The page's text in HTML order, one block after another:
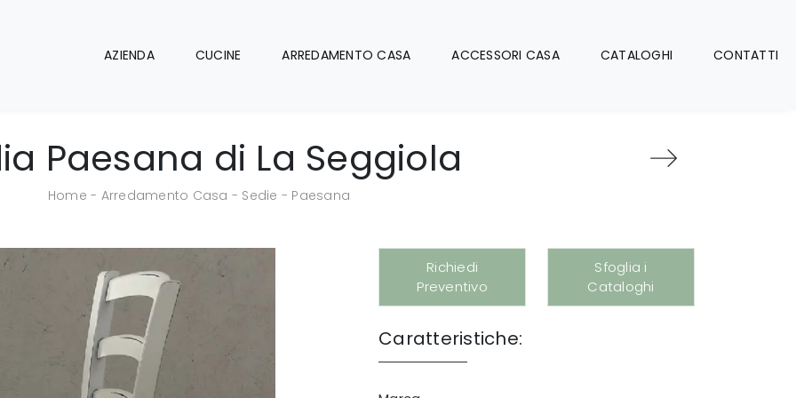
AZIENDA CUCINE ARREDAMENTO CASA ACCESSORI CASA CATALOGHI CONTATTI
Paesana di La Seggiola
Home - Arredamento Casa - Sedie - Paesana
Richiedi
Preventivo
Sfoglia i
Cataloghi
Caratteristiche: